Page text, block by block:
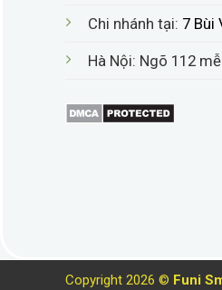
trọng, biệt thự nhà
Chi nhánh tại: 7 Bùi
Hà Nội: Ngõ 112
Copyright 2026 © Funi